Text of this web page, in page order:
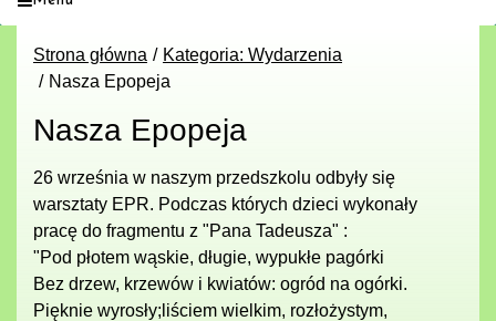
Strona główna
Kategoria: Wydarzenia
Nasza Epopeja
Nasza Epopeja
26 września w naszym przedszkolu odbyły się
warsztaty EPR. Podczas których dzieci wykonały
pracę do fragmentu z "Pana Tadeusza" :
"Pod płotem wąskie, długie, wypukłe pagórki
Bez drzew, krzewów i kwiatów: ogród na ogórki.
Pięknie wyrosły;liściem wielkim, rozłożystym,